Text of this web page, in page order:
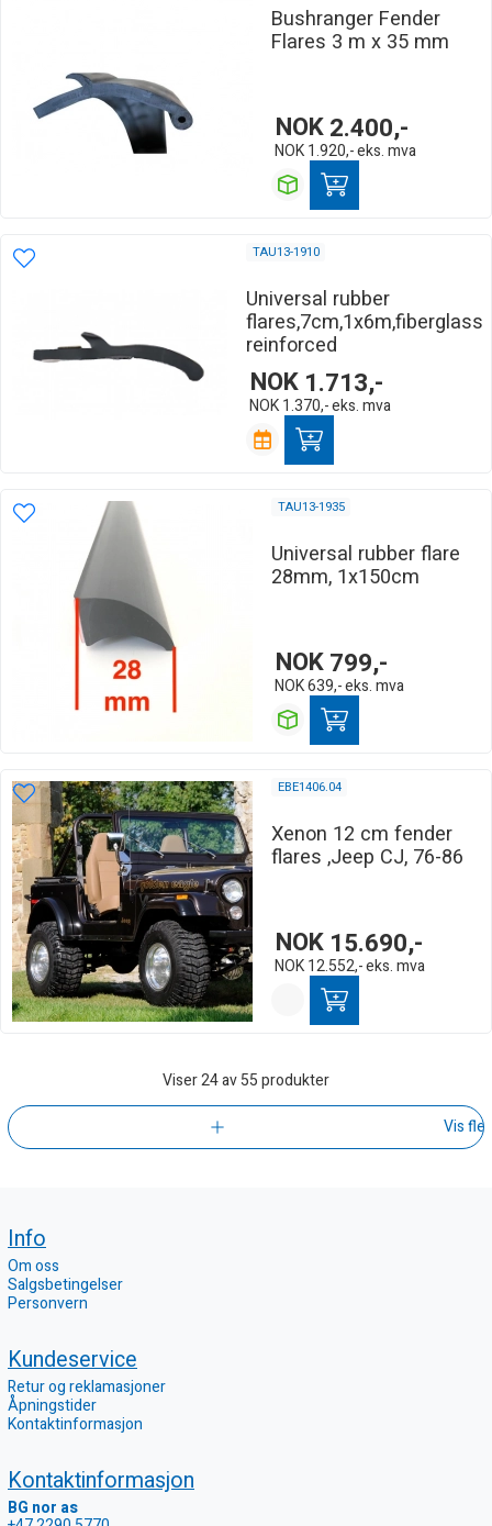
Bushranger Fender
Flares 3 m x 35 mm
NOK2.400,-
NOK 1.920,-eks. mva
TAU13-1910
Universal rubber
flares,7cm,1x6m,fiberglass
reinforced
NOK 1.713,-
NOK 1.370,-eks. mva
TAU13-1935
Universal rubber flare
28mm, 1x150cm
NOK799,-
NOK639,-eks. mva
EBE1406.04
Xenon 12 cm fender
flares ,Jeep CJ, 76-86
NOK 15.690,-
NOK 12.552,-eks. mva
Viser24av 55 produkter
Vis
Info
Om oss
Salgsbetingelser
Personvern
Kundeservice
Retur og reklamasjoner
Åpningstider
Kontaktinformasjon
Kontaktinformasjon
BG nor as